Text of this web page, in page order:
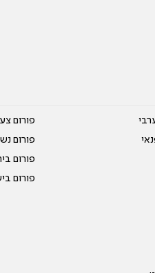
פורום
פורום
פורום
פורום